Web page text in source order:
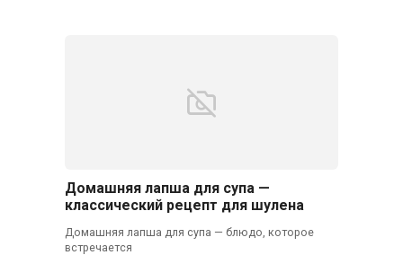
Домашняя лапша для супа —
классический рецепт для шулена
Домашняя лапша для супа — блюдо, которое
встречается